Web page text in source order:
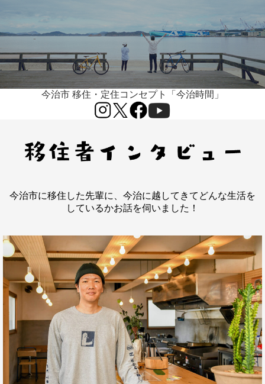
今治市 移住・定住コンセプト「今治時間」
今治市に移住した先輩に、今治に越してきてどんな生活を
しているかお話を伺いました！